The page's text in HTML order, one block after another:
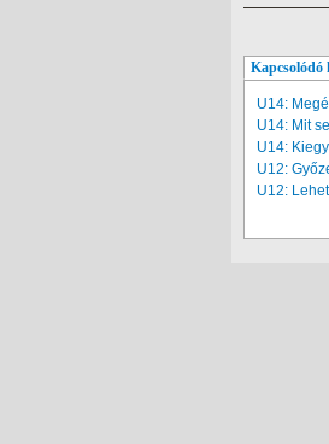
Kapcsolódó
U14:
U14: Mit
U14:
U12:
U12: